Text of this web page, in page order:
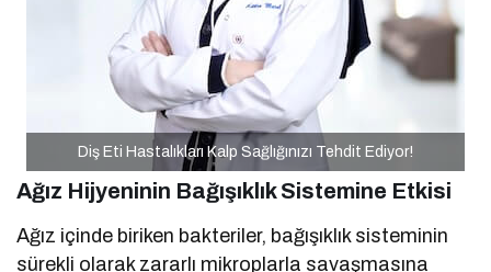
Diş Eti Hastalıkları Kalp Sağlığınızı Tehdit Ediyor!
Ağız Hijyeninin Bağışıklık Sistemine Etkisi
Ağız içinde biriken bakteriler, bağışıklık sisteminin
sürekli olarak zararlı mikroplarla savaşmasına